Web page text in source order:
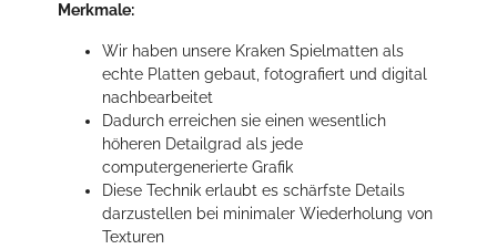
Merkmale:
Wir haben unsere Kraken Spielmatten als
echte Platten gebaut, fotografiert und digital
nachbearbeitet
Dadurch erreichen sie einen wesentlich
höheren Detailgrad als jede
computergenerierte Grafik
Diese Technik erlaubt es schärfste Details
darzustellen bei minimaler Wiederholung von
Texturen